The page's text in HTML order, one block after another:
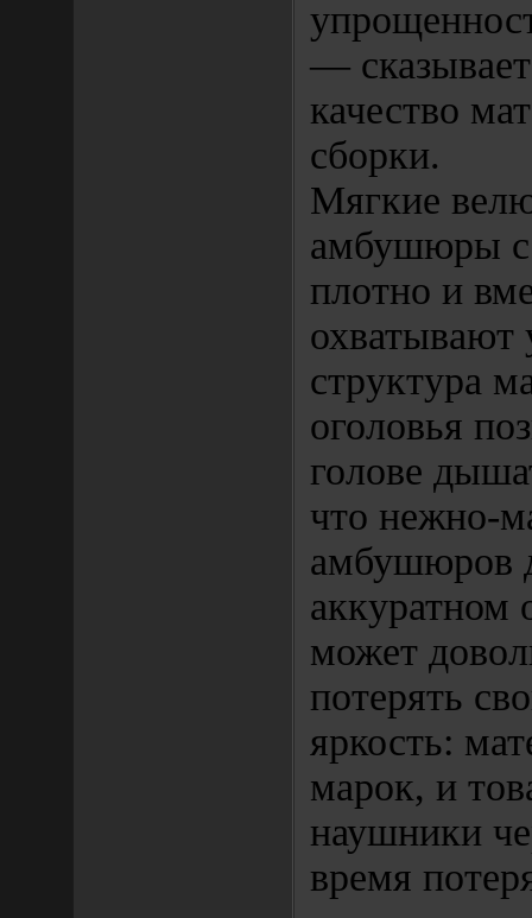
—
качество
сборки.
Мягкие
амбушюры с
плотно и
охватывают
структура
оголовья
голове
что нежно-
амбушюров
аккуратном
может
потерять
яркость:
марок, и
наушники
время